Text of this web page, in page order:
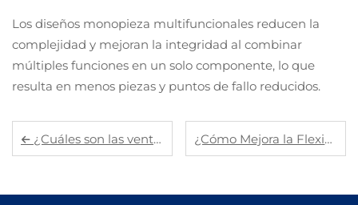
Los diseños monopieza multifuncionales reducen la
complejidad y mejoran la integridad al combinar
múltiples funciones en un solo componente, lo que
resulta en menos piezas y puntos de fallo reducidos.
¿Cuáles son las ventajas de los componentes estampados para la producción en masa? ¿Cómo Mejora la Flexibilidad de Diseño la Extrusión de Aluminio para Piezas Personalizadas?